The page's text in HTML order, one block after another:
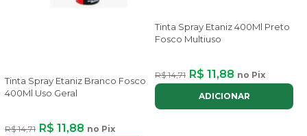
Tinta Spray Etaniz Branco Fosco
400Ml Uso Geral
R$ 14,71 R$ 11,88 no Pix
Tinta Spray Etaniz 400Ml Preto
Fosco Multiuso
R$ 14,71 R$ 11,88 no Pix
ADICIONAR